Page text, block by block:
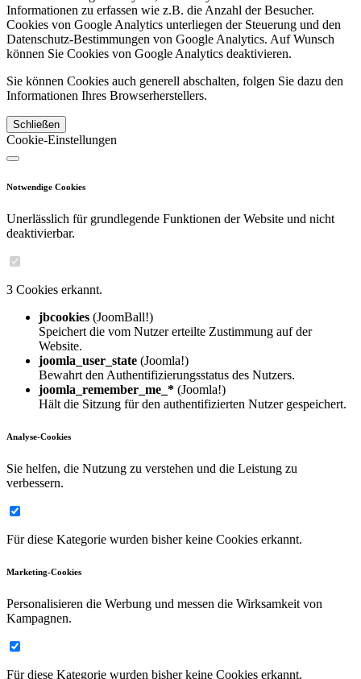
Informationen zu erfassen wie z.B. die Anzahl der Besucher.
Cookies von Google Analytics unterliegen der Steuerung und den
Datenschutz-Bestimmungen von Google Analytics. Auf Wunsch
können Sie Cookies von Google Analytics deaktivieren.
Sie können Cookies auch generell abschalten, folgen Sie dazu den
Informationen Ihres Browserherstellers.
Schließen
Cookie-Einstellungen
Notwendige Cookies
Unerlässlich für grundlegende Funktionen der Website und nicht
deaktivierbar.
3 Cookies erkannt.
jbcookies (JoomBall!)
Speichert die vom Nutzer erteilte Zustimmung auf der
Website.
joomla_user_state (Joomla!)
Bewahrt den Authentifizierungsstatus des Nutzers.
joomla_remember_me_* (Joomla!)
Hält die Sitzung für den authentifizierten Nutzer gespeichert.
Analyse-Cookies
Sie helfen, die Nutzung zu verstehen und die Leistung zu
verbessern.
Für diese Kategorie wurden bisher keine Cookies erkannt.
Marketing-Cookies
Personalisieren die Werbung und messen die Wirksamkeit von
Kampagnen.
Für diese Kategorie wurden bisher keine Cookies erkannt.